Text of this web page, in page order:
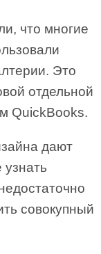
что многие
Это
отдельной
QuickBooks.
дают
совокупный